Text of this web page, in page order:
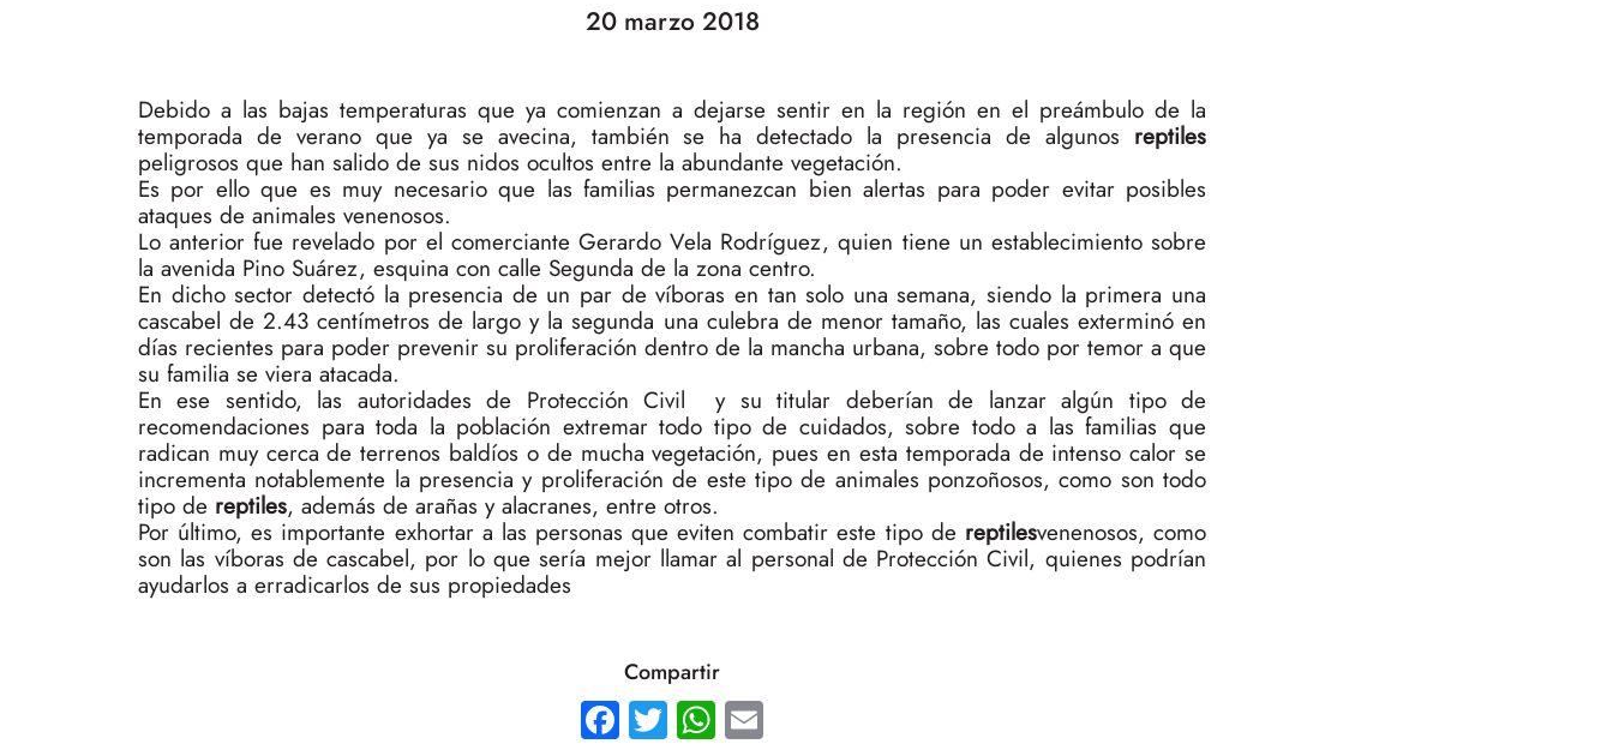
20 marzo 2018
Debido a las bajas temperaturas que ya comienzan a dejarse sentir en la región en el preámbulo de la
temporada de verano que ya se avecina, también se ha detectado la presencia de algunos reptiles
peligrosos que han salido de sus nidos ocultos entre la abundante vegetación.
Es por ello que es muy necesario que las familias permanezcan bien alertas para poder evitar posibles
ataques de animales venenosos.
Lo anterior fue revelado por el comerciante Gerardo Vela Rodríguez, quien tiene un establecimiento sobre
la avenida Pino Suárez, esquina con calle Segunda de la zona centro.
En dicho sector detectó la presencia de un par de víboras en tan solo una semana, siendo la primera una
cascabel de 2.43 centímetros de largo y la segunda una culebra de menor tamaño, las cuales exterminó en
días recientes para poder prevenir su proliferación dentro de la mancha urbana, sobre todo por temor a que
su familia se viera atacada.
En ese sentido, las autoridades de Protección Civil y su titular deberían de lanzar algún tipo de
recomendaciones para toda la población extremar todo tipo de cuidados, sobre todo a las familias que
radican muy cerca de terrenos baldíos o de mucha vegetación, pues en esta temporada de intenso calor se
incrementa notablemente la presencia y proliferación de este tipo de animales ponzoñosos, como son todo
tipo de reptiles, además de arañas y alacranes, entre otros.
Por último, es importante exhortar a las personas que eviten combatir este tipo de reptilesvenenosos, como
son las víboras de cascabel, por lo que sería mejor llamar al personal de Protección Civil, quienes podrían
ayudarlos a erradicarlos de sus propiedades
Compartir
Facebook
TwitterWhatsApp